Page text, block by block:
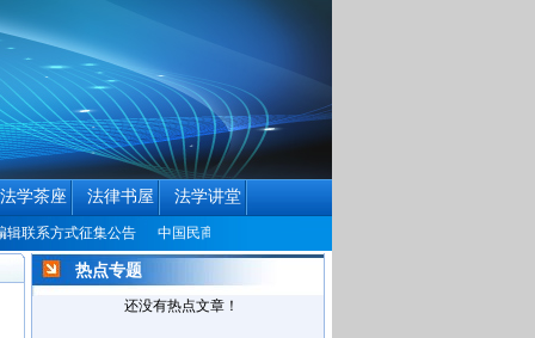
法学茶座 法律书屋 法学讲堂
式征集公告 中国民商法律网改版公告
热点专题
还没有热点文章！